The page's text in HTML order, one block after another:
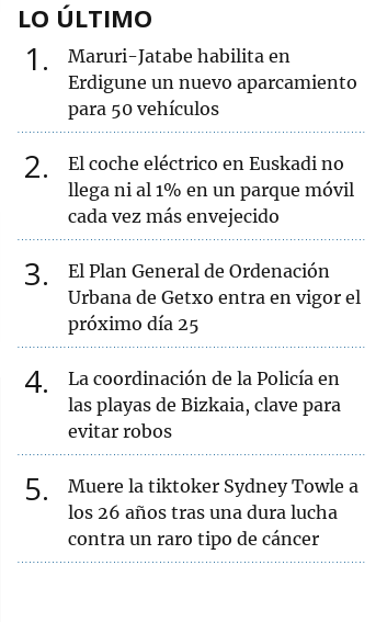
LO ÚLTIMO
1
Maruri-Jatabe habilita en
Erdigune un nuevo aparcamiento
para 50 vehículos
2
El coche eléctrico en Euskadi no
llega ni al 1% en un parque móvil
cada vez más envejecido
3
El Plan General de Ordenación
Urbana de Getxo entra en vigor el
próximo día 25
4
La coordinación de la Policía en
las playas de Bizkaia, clave para
evitar robos
5
Muere la tiktoker Sydney Towle a
los 26 años tras una dura lucha
contra un raro tipo de cáncer